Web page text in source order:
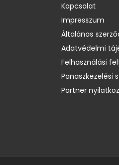
Kapcsolat
Impresszum
Általános
Adatvédelmi
Felhasználási
Panaszkezelési
Partner